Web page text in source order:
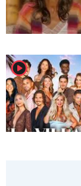
player2